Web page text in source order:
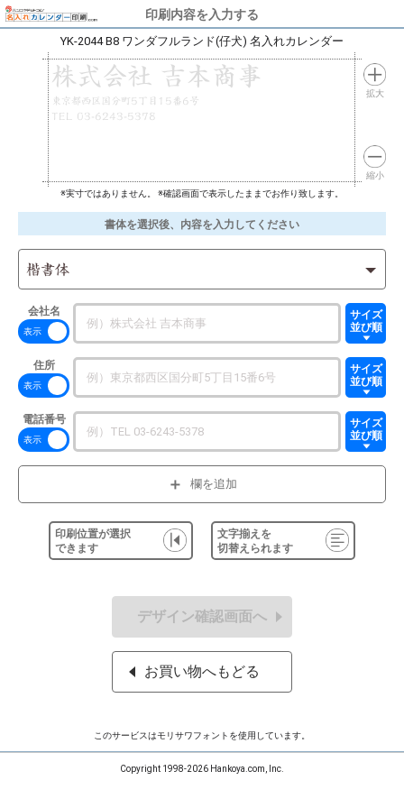
印刷内容を入力する
YK-2044 B8 ワンダフルランド(仔犬) 名入れカレンダー
株式会社 吉本商事
東京都西区国分町5丁目15番6号
TEL 03-6243-5378
拡大
縮小
※実寸ではありません。 ※確認画面で表示したままでお作り致します。
書体を選択後、内容を入力してください
楷書体
会社名
サイズ
並び順
住所
サイズ
並び順
電話番号
サイズ
並び順
欄を追加
印刷位置が選択
できます
文字揃えを
切替えられます
デザイン確認画面へ
お買い物へもどる
このサービスはモリサワフォントを使用しています。
Copyright 1998-2026 Hankoya.com, Inc.